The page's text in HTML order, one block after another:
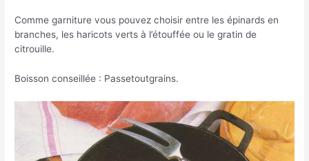
Comme garniture vous pouvez choisir entre les épinards en
branches, les haricots verts à l’étouffée ou le gratin de
citrouille.
Boisson conseillée : Passetoutgrains.